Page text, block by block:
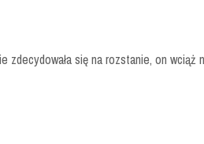
zdecydowała się na rozstanie, on wciąż